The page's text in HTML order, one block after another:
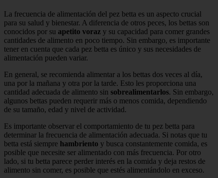
La frecuencia de alimentación del pez betta es un aspecto crucial
para su salud y bienestar. A diferencia de otros peces, los bettas son
conocidos por su apetito voraz y su capacidad para comer grandes
cantidades de alimento en poco tiempo. Sin embargo, es importante
tener en cuenta que cada pez betta es único y sus necesidades de
alimentación pueden variar.
En general, se recomienda alimentar a los bettas dos veces al día,
una por la mañana y otra por la tarde. Esto les proporciona una
cantidad adecuada de alimento sin sobrealimentarlos. Sin embargo,
algunos bettas pueden requerir más o menos comida, dependiendo
de su tamaño, edad y nivel de actividad.
Es importante observar el comportamiento de tu pez betta para
determinar la frecuencia de alimentación adecuada. Si notas que tu
betta está siempre hambriento y busca constantemente comida, es
posible que necesite ser alimentado con más frecuencia. Por otro
lado, si tu betta parece perder interés en la comida y deja restos de
alimento sin comer, es posible que estés alimentándolo en exceso.